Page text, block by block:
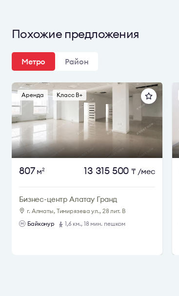
Похожие предложения
Метро Район
Аренда Класс B+
807м2 13 315 500 ₸ /мес
Бизнес-центр Алатау Гранд
г. Алматы, Тимирязева ул., 28 лит. В
Байконур
1,6 км., 18 мин. пешком